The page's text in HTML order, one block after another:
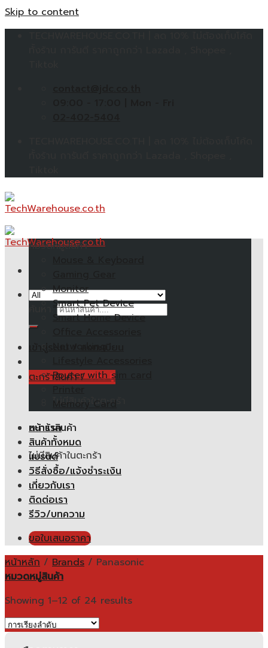
Skip to content
ตะกร้าสินค้า /0.00฿
ไม่มีสินค้าในตะกร้า
ตะกร้าสินค้า
ไม่มีสินค้าในตะกร้า
หมวดหมู่สินค้า
Monitor
Smart Pet Device
Smart Home Device
Router with sim card
Memory Card
หน้าแรก
สินค้าทั้งหมด
แบรนด์
วิธีสั่งซื้อ/แจ้งชำระเงิน
เกี่ยวกับเรา
ติดต่อเรา
รีวิว/บทความ
ขอใบเสนอราคา
หน้าหลัก / Brands / Panasonic
หมวดหมู่สินค้า
Showing 1–12 of 24 results